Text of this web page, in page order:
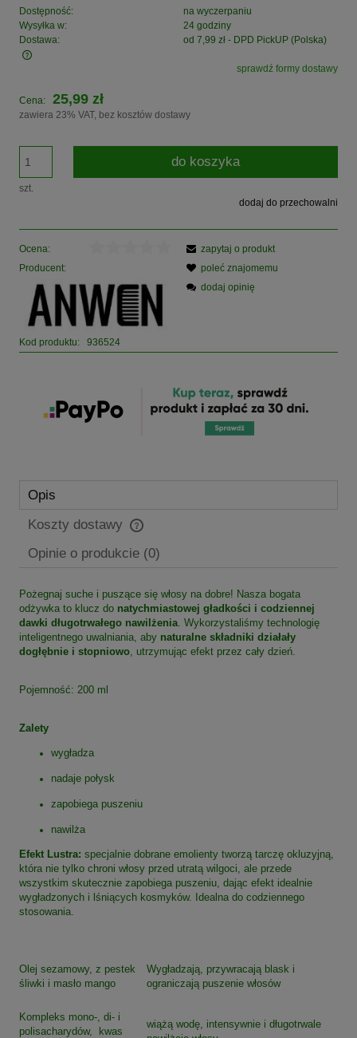
Dostępność:
na wyczerpaniu
Wysyłka w:
24 godziny
Dostawa:
od 7,99 zł - DPD PickUP (Polska)
Cena nie zawiera ewentualnych kosztów płatnościsprawdź formy dostawy
Cena: 25,99 zł
zawiera 23% VAT, bez kosztów dostawy
szt.
do koszyka
dodaj do przechowalni
Ocena:
Producent:
Kod produktu: 936524
zapytaj o produkt
poleć znajomemu
dodaj opinię
Opis
Koszty dostawy
Cena nie zawiera ewentualnych kosztów płatności
Opinie o produkcie (0)
Pożegnaj suche i puszące się włosy na dobre! Nasza bogata
odżywka to klucz do natychmiastowej gładkości i codziennej
dawki długotrwałego nawilżenia. Wykorzystaliśmy technologię
inteligentnego uwalniania, aby naturalne składniki działały
dogłębnie i stopniowo, utrzymując efekt przez cały dzień.
Pojemność: 200 ml
Zalety
wygładza
nadaje połysk
zapobiega puszeniu
nawilża
Efekt Lustra: specjalnie dobrane emolienty tworzą tarczę okluzyjną,
która nie tylko chroni włosy przed utratą wilgoci, ale przede
wszystkim skutecznie zapobiega puszeniu, dając efekt idealnie
wygładzonych i lśniących kosmyków. Idealna do codziennego
stosowania.
Olej sezamowy, z pestek
śliwki i masło mango
Wygładzają, przywracają blask i
ograniczają puszenie włosów
Kompleks mono-, di- i
polisacharydów, kwas
wiążą wodę, intensywnie i długotrwale